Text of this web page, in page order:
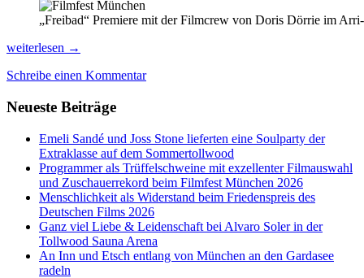
„Freibad“ Premiere mit der Filmcrew von Doris Dörrie im
Endlich
Kinos
bis
Feiern
Filmfest
München
weiterlesen →
Schreibe einen Kommentar
Neueste Beiträge
Emeli Sandé und Joss Stone lieferten eine Soulparty der
Extraklasse auf dem Sommertollwood
Programmer als Trüffelschweine mit exzellenter Filmauswahl
und Zuschauerrekord beim Filmfest München 2026
Menschlichkeit als Widerstand beim Friedenspreis des
Deutschen Films 2026
Ganz viel Liebe & Leidenschaft bei Alvaro Soler in der
Tollwood Sauna Arena
An Inn und Etsch entlang von München an den Gardasee
radeln